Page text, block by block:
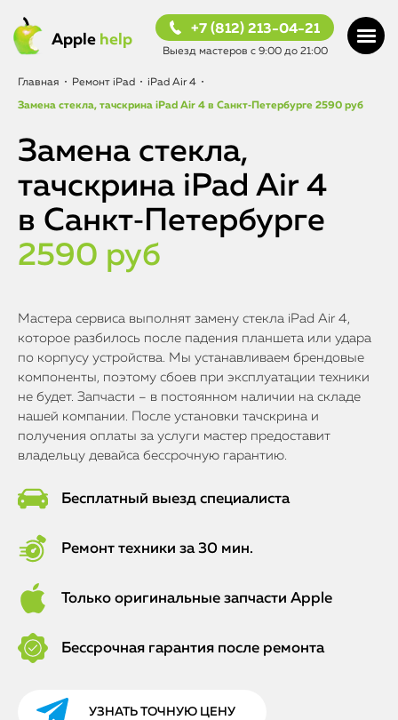
Apple help
+7 (812) 213-04-21
Выезд мастеров с 9:00 до 21:00
Главная • Ремонт iPad • iPad Air 4 •
Замена стекла, тачскрина iPad Air 4 в Санкт‑Петербурге 2590 руб
Замена стекла,
тачскрина iPad Air 4
в Санкт‑Петербурге
2590 руб
Мастера сервиса выполнят замену стекла iPad Air 4,
которое разбилось после падения планшета или удара
по корпусу устройства. Мы устанавливаем брендовые
компоненты, поэтому сбоев при эксплуатации техники
не будет. Запчасти – в постоянном наличии на складе
нашей компании. После установки тачскрина и
получения оплаты за услуги мастер предоставит
владельцу девайса бессрочную гарантию.
Бесплатный выезд специалиста
Ремонт техники за 30 мин.
Только оригинальные запчасти Apple
Бессрочная гарантия после ремонта
УЗНАТЬ ТОЧНУЮ ЦЕНУ